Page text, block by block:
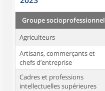
Groupe socioprofessionnel
Agriculteurs
Artisans, commerçants et
chefs d’entreprise
Cadres et professions
intellectuelles supérieures